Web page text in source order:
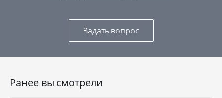
Задать вопрос
Ранее вы смотрели